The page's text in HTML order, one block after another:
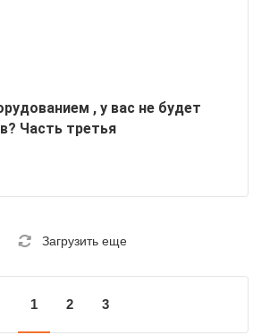
, у вас не будет
Часть третья
Загрузить еще
1 2 3